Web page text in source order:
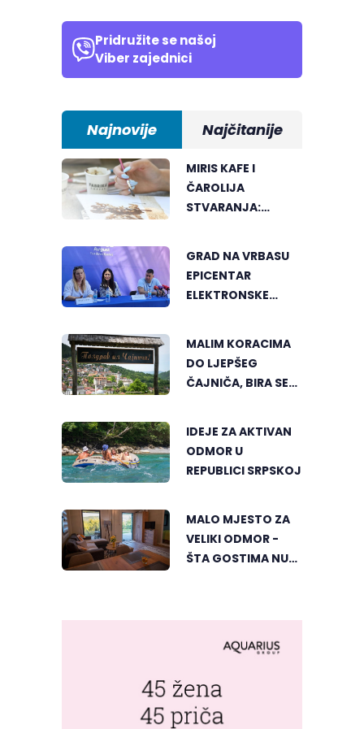
Pridružite se našoj
Viber zajednici
Najnovije Najčitanije
MIRIS KAFE I
ČAROLIJA
STVARANJA:
GRAD NA VRBASU
EPICENTAR
ELEKTRONSKE
MALIM KORACIMA
DO LJEPŠEG
ČAJNIČA, BIRA SE
IDEJE ZA AKTIVAN
ODMOR U
REPUBLICI SRPSKOJ
MALO MJESTO ZA
VELIKI ODMOR -
ŠTA GOSTIMA NUDI